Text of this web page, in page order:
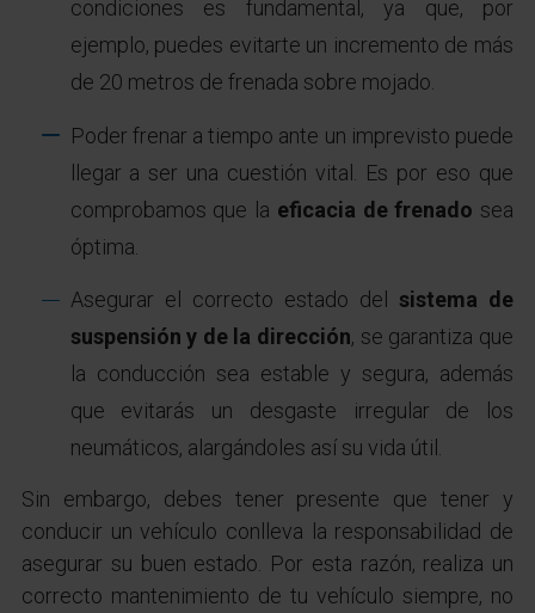
condiciones es fundamental, ya que, por
ejemplo, puedes evitarte un incremento de más
de 20 metros de frenada sobre mojado.
Poder frenar a tiempo ante un imprevisto puede
llegar a ser una cuestión vital. Es por eso que
comprobamos que la eficacia de frenado sea
óptima.
Asegurar el correcto estado del sistema de
suspensión y de la dirección, se garantiza que
la conducción sea estable y segura, además
que evitarás un desgaste irregular de los
neumáticos, alargándoles así su vida útil.
Sin embargo, debes tener presente que tener y
conducir un vehículo conlleva la responsabilidad de
asegurar su buen estado. Por esta razón, realiza un
correcto mantenimiento de tu vehículo siempre, no